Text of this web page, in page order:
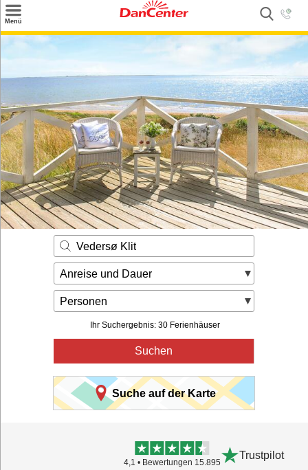
Menü
Weitere Urlaubsziele
Angebote
Inspiration
Kontakt
Gut zu wissen
Login
Vedersø Klit
Anreise und Dauer
Personen
Ihr Suchergebnis: 30 Ferienhäuser
Suchen
Suche auf der Karte
4,1 • Bewertungen 15.895
Trustpilot